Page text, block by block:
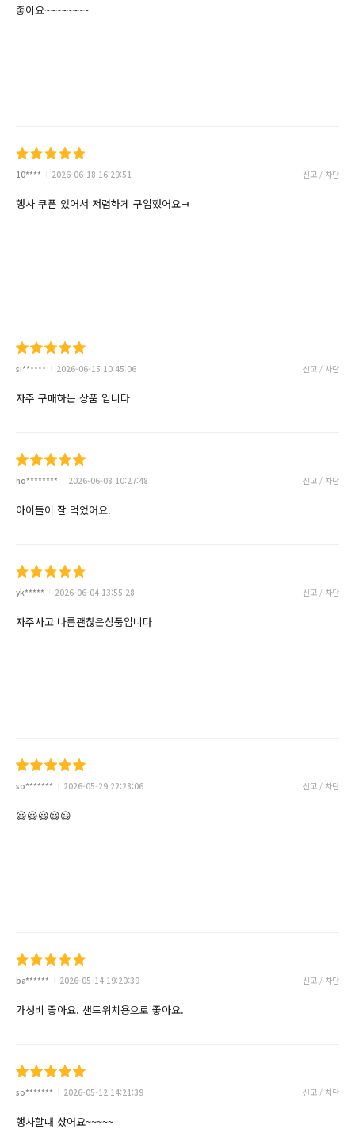
좋아요~~~~~~~~
10**** 2026-06-18 16:29:51 신고 / 차단
행사 쿠폰 있어서 저렴하게 구입했어요ㅋ
si****** 2026-06-15 10:45:06 신고 / 차단
자주 구매하는 상품 입니다
ho******** 2026-06-08 10:27:48 신고 / 차단
아이들이 잘 먹었어요.
yk***** 2026-06-04 13:55:28 신고 / 차단
자주사고 나름괜찮은상품입니다
so******* 2026-05-29 22:28:06 신고 / 차단
😃😃😃😃😃
ba****** 2026-05-14 19:20:39 신고 / 차단
가성비 좋아요. 샌드위치용으로 좋아요.
so******* 2026-05-12 14:21:39 신고 / 차단
행사할때 샀어요~~~~~